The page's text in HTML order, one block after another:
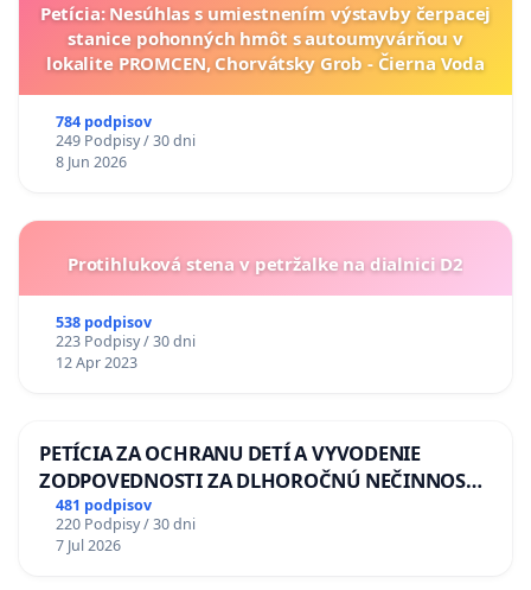
Petícia: Nesúhlas s umiestnením výstavby čerpacej
stanice pohonných hmôt s autoumyvárňou v
lokalite PROMCEN, Chorvátsky Grob - Čierna Voda
784 podpisov
249 Podpisy / 30 dni
8 Jun 2026
Protihluková stena v petržalke na dialnici D2
538 podpisov
223 Podpisy / 30 dni
12 Apr 2023
PETÍCIA ZA OCHRANU DETÍ A VYVODENIE
ZODPOVEDNOSTI ZA DLHOROČNÚ NEČINNOSŤ
A ZLYHANIE ŠTÁTU
481 podpisov
220 Podpisy / 30 dni
7 Jul 2026